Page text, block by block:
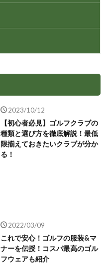
2023/10/12
【初心者必見】ゴルフクラブの
種類と選び方を徹底解説！最低
限揃えておきたいクラブが分か
る！
2022/03/09
これで安心！ゴルフの服装&マ
ナーを伝授！コスパ最高のゴル
フウェアも紹介